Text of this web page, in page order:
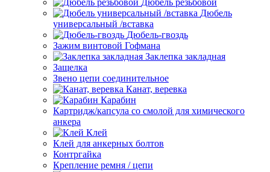
Дюбель резьбовой
Дюбель
универсальный /вставка
Дюбель-гвоздь
Зажим винтовой Гофмана
Заклепка закладная
Защелка
Звено цепи соединительное
Канат, веревка
Карабин
Картридж/капсула со смолой для химического
анкера
Клей
Клей для анкерных болтов
Контргайка
Крепление ремня / цепи